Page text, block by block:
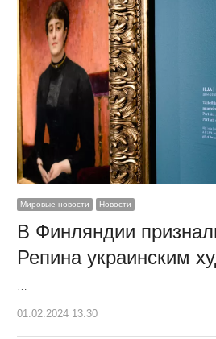
Мировые новости Новости
В Финляндии
Репина украинским
…
01.02.2024 13:30